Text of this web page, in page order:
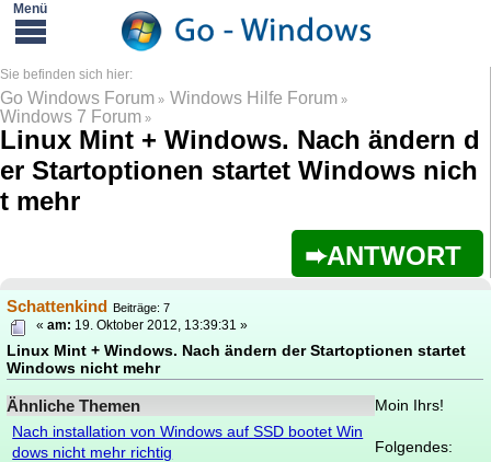
Go Windows Forum » Windows Hilfe Forum »
Windows 7 Forum »
Linux Mint + Windows. Nach ändern d
er Startoptionen startet Windows nich
t mehr
ANTWORT
Schattenkind Beiträge: 7
Linux Mint + Windows. Nach ändern der Startoptionen startet
Windows nicht mehr
«am: 19. Oktober 2012, 13:39:31 »
Ähnliche Themen
Nach installation von Windows auf SSD bootet Win
dows nicht mehr richtig
Moin Ihrs!
Folgendes: